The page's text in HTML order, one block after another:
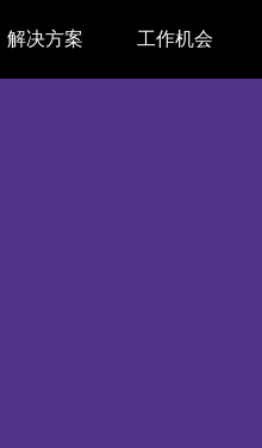
解决方案 工作机会